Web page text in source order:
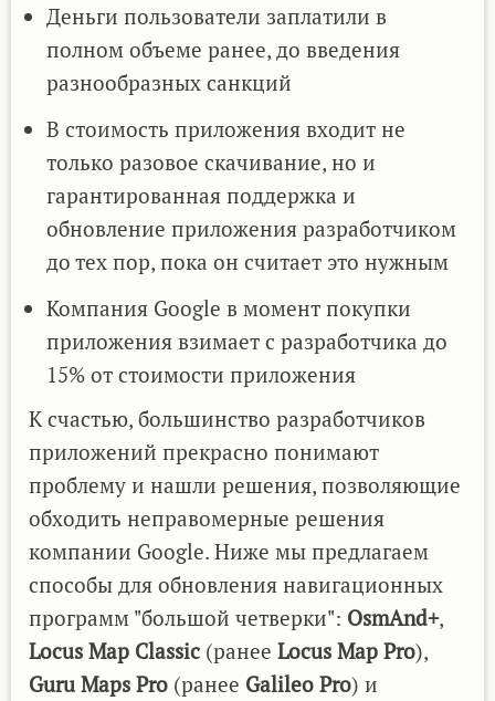
Деньги пользователи заплатили в
полном объеме ранее, до введения
разнообразных санкций
В стоимость приложения входит не
только разовое скачивание, но и
гарантированная поддержка и
обновление приложения разработчиком
до тех пор, пока он считает это нужным
Компания Google в момент покупки
приложения взимает с разработчика до
15% от стоимости приложения
К счастью, большинство разработчиков
приложений прекрасно понимают
проблему и нашли решения, позволяющие
обходить неправомерные решения
компании Google. Ниже мы предлагаем
способы для обновления навигационных
программ "большой четверки": OsmAnd+,
Locus Map Classic (ранее Locus Map Pro),
Guru Maps Pro (ранее Galileo Pro) и